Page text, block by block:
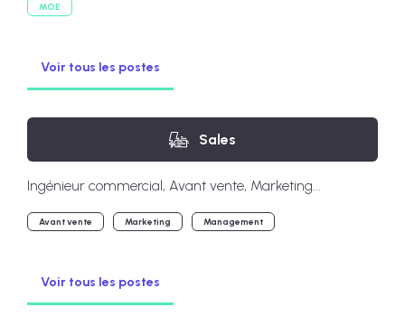
MOE
Voir tous les postes
Sales
Ingénieur commercial, Avant vente, Marketing...
Avant vente Marketing Management
Voir tous les postes